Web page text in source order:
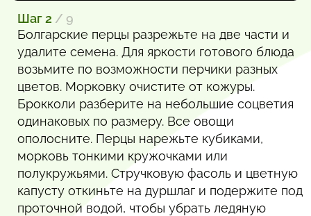
Шаг 2 / 9
Болгарские перцы разрежьте на две части и
удалите семена. Для яркости готового блюда
возьмите по возможности перчики разных
цветов. Морковку очистите от кожуры.
Брокколи разберите на небольшие соцветия
одинаковых по размеру. Все овощи
ополосните. Перцы нарежьте кубиками,
морковь тонкими кружочками или
полукружьями. Стручковую фасоль и цветную
капусту откиньте на дуршлаг и подержите под
проточной водой, чтобы убрать ледяную